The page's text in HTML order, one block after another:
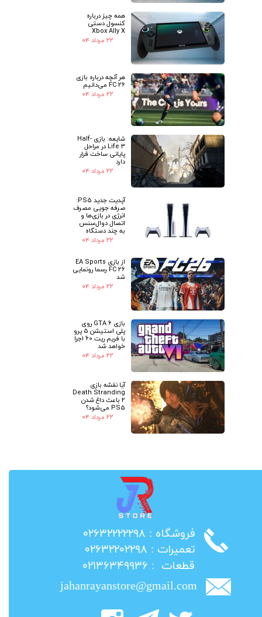
همه چیز درباره
کنسول دستی
Xbox Ally X
۲۲ مرداد ۰۴
هر آنچه درباره بازی
FC 26 می‌دانیم
۲۲ مرداد ۰۴
شایعه: بازی Half-
Life 3 در مراحل
پایانی ساخت قرار
دارد
۲۲ مرداد ۰۴
آپدیت جدید PS5:
صرفه جویی مصرف
انرژی در بازی‌ها و
اتصال دوال‌سنس
به چند دستگاه
۲۲ مرداد ۰۴
از بازی EA Sports
FC 26 رسما رونمایی
شد
۲۲ مرداد ۰۴
بازی GTA 6 روی
پلی استیشن 5 پرو
با فریم ریت 60 اجرا
خواهد شد
۲۲ مرداد ۰۴
آیا نقشه بازی
Death Stranding
2 باعث داغ شدن
PS5 می‌شود؟
۲۲ مرداد ۰۴
​فروشگاه : ۰۲۶۳۲۲۲۲۲۹۸
​تعمیرات : ۰۲۶۳۲۲۰۲۲۹۸
​قطعات : ۰۲۱۳۶۳۴۹۹۳۶
jahanrayanstore@gmail.com